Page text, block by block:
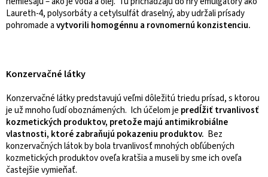
Laureth-4, polysorbáty a cetylsulfát draselný, aby udržali prísady
pohromade avytvorili homogénnu a rovnomernú konzistenciu.
Konzervačné látky
Konzervačné látky predstavujú veľmi dôležitú triedu prísad, s ktorou
je už mnoho ľudí oboznámených. Ich účelom je predĺžiť trvanlivosť
kozmetických produktov, pretože majú antimikrobiálne
vlastnosti, ktoré zabraňujú pokazeniu produktov. Bez
konzervačných látok by bola trvanlivosť mnohých obľúbených
kozmetických produktov oveľa kratšia a museli by sme ich oveľa
častejšie vymieňať.